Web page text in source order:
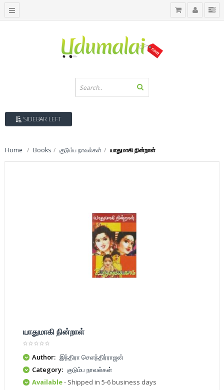
SIDEBAR LEFT
Home Books குடும்ப நாவல்கள் யாதுமாகி நின்றாள்
யாதுமாகி நின்றாள்
Author: இந்திரா செளந்திர்ராஜன்
Category: குடும்ப நாவல்கள்
Available- Shipped in 5-6 business days